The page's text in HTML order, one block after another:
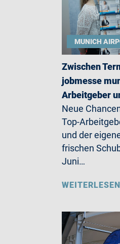
MUNICH
Zwischen
jobmesse
Arbeitgeber
Neue
Top-
und der
frischen
Juni…
WEITERLESEN